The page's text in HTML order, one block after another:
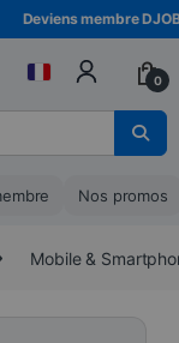
Deviens membre DJOBI
0
Nos promos
Mobile &